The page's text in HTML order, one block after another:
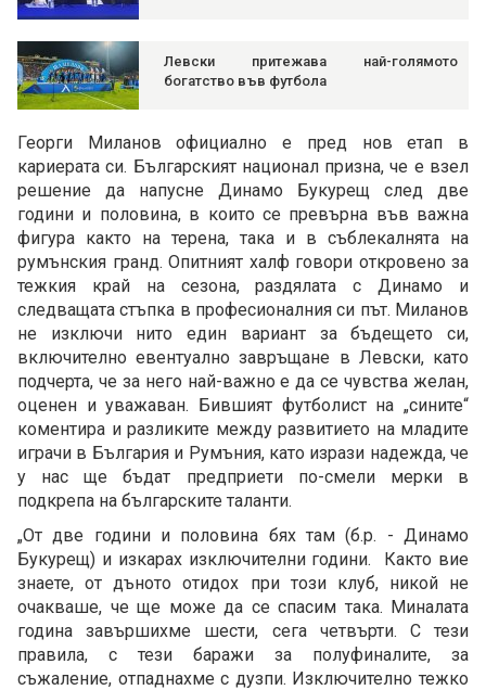
Левски притежава най-голямото
богатство във футбола
Георги Миланов официално е пред нов етап в
кариерата си. Българският национал призна, че е взел
решение да напусне Динамо Букурещ след две
години и половина, в които се превърна във важна
фигура както на терена, така и в съблекалнята на
румънския гранд. Опитният халф говори откровено за
тежкия край на сезона, раздялата с Динамо и
следващата стъпка в професионалния си път. Миланов
не изключи нито един вариант за бъдещето си,
включително евентуално завръщане в Левски, като
подчерта, че за него най-важно е да се чувства желан,
оценен и уважаван. Бившият футболист на „сините“
коментира и разликите между развитието на младите
играчи в България и Румъния, като изрази надежда, че
у нас ще бъдат предприети по-смели мерки в
подкрепа на българските таланти.
„От две години и половина бях там (б.р. - Динамо
Букурещ) и изкарах изключителни години. Както вие
знаете, от дъното отидох при този клуб, никой не
очакваше, че ще може да се спасим така. Миналата
година завършихме шести, сега четвърти. С тези
правила, с тези баражи за полуфиналите, за
съжаление, отпаднахме с дузпи. Изключително тежко